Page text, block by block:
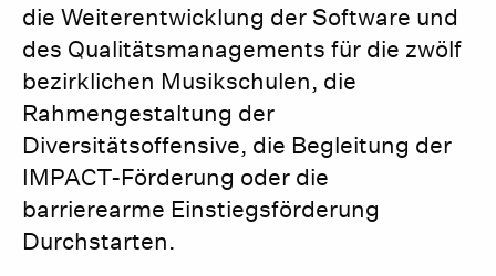
die Weiterentwicklung der Software und
des Qualitätsmanagements für die zwölf
bezirklichen Musikschulen, die
Rahmengestaltung der
Diversitätsoffensive, die Begleitung der
IMPACT-Förderung oder die
barrierearme Einstiegsförderung
Durchstarten.